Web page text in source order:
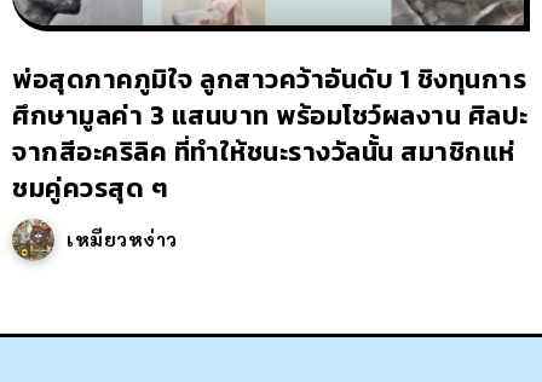
พ่อสุดภาคภูมิใจ ลูกสาวคว้าอันดับ 1 ชิงทุนการ
ศึกษามูลค่า 3 แสนบาท พร้อมโชว์ผลงาน ศิลปะ
จากสีอะคริลิค ที่ทำให้ชนะรางวัลนั้น สมาชิกแห่
ชมคู่ควรสุด ๆ
เหมียวหง่าว